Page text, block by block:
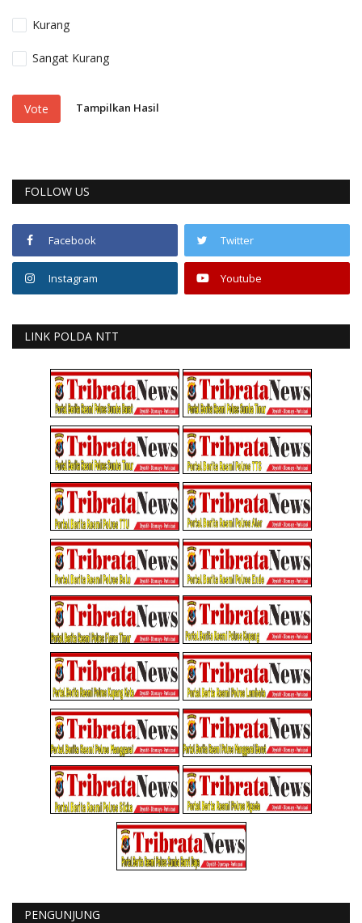
Kurang
Sangat Kurang
Vote Tampilkan Hasil
FOLLOW US
Facebook Twitter
Instagram Youtube
LINK POLDA NTT
PENGUNJUNG